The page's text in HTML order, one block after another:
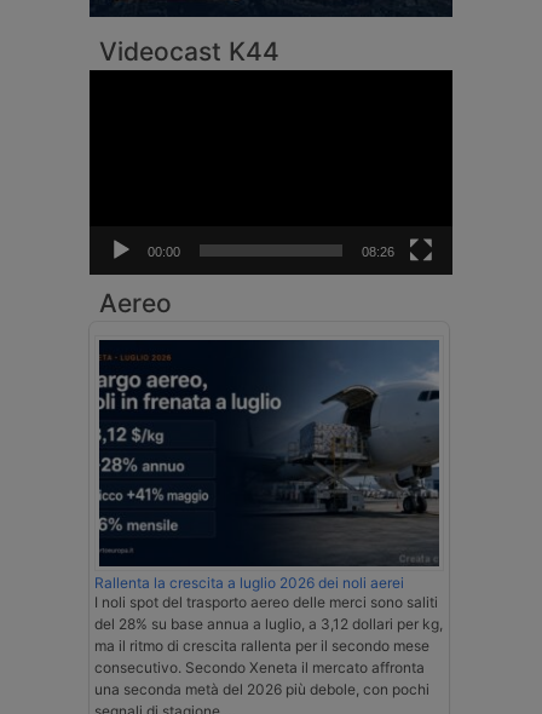
Videocast K44
00:00 08:26
Aereo
Rallenta la crescita a luglio 2026 dei noli aerei
I noli spot del trasporto aereo delle merci sono saliti
del 28% su base annua a luglio, a 3,12 dollari per kg,
ma il ritmo di crescita rallenta per il secondo mese
consecutivo. Secondo Xeneta il mercato affronta
una seconda metà del 2026 più debole, con pochi